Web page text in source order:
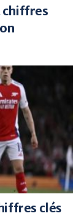
chiffres
clés